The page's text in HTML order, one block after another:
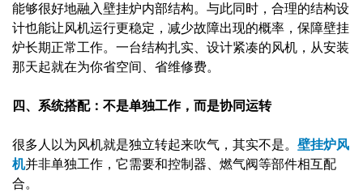
能够很好地融入壁挂炉内部结构。与此同时，合理的结构设
计也能让风机运行更稳定，减少故障出现的概率，保障壁挂
炉长期正常工作。一台结构扎实、设计紧凑的风机，从安装
那天起就在为你省空间、省维修费。
四、系统搭配：不是单独工作，而是协同运转
很多人以为风机就是独立转起来吹气，其实不是。 壁挂炉风
机并非单独工作，它需要和控制器、燃气阀等部件相互配
合。